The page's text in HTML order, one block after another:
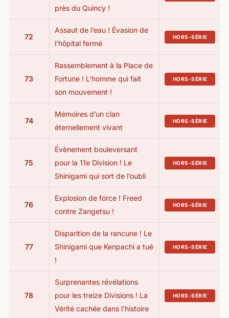
près du Quincy !
72
Assaut de l’eau ! Évasion de
l’hôpital fermé
HORS-SÉRIE
73
Rassemblement à la Place de
Fortune ! L’homme qui fait
son mouvement !
HORS-SÉRIE
74
Mémoires d’un clan
éternellement vivant
HORS-SÉRIE
75
Évènement bouleversant
pour la 11e Division ! Le
Shinigami qui sort de l’oubli
HORS-SÉRIE
76
Explosion de force ! Freed
contre Zangetsu !
HORS-SÉRIE
77
Disparition de la rancune ! Le
Shinigami que Kenpachi a tué
!
HORS-SÉRIE
78
Surprenantes révélations
pour les treize Divisions ! La
Vérité cachée dans l’histoire
HORS-SÉRIE